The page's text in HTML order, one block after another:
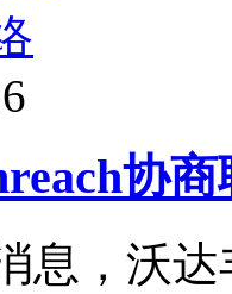
协
息，沃达